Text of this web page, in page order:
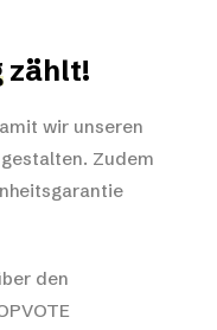
zählt!
wir unseren
Zudem
den